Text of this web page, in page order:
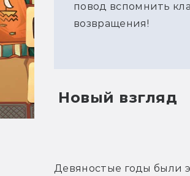
повод вспомнить
возвращения!
Новый взгляд
Девяностые годы были